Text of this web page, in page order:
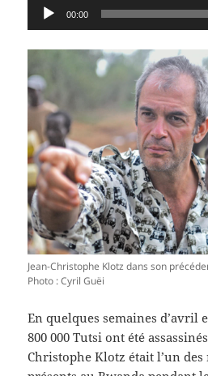
Lecteur
audio
00:00
Jean-Christophe Klotz dans son
Photo : Cyril Guëi
En quelques semaines d’avril
800 000 Tutsi ont été
Christophe Klotz était l’un